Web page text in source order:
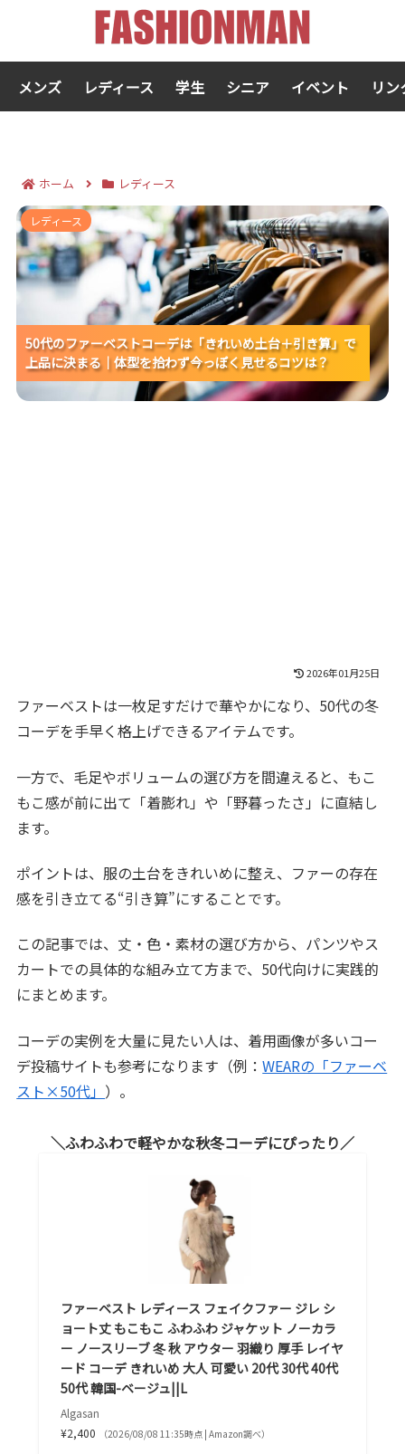
メンズ レディース 学生 シニア イベント リ
ホーム レディース
50代のファーベストコーデは「きれいめ土台＋引き
算」で上品に決まる｜体型を拾わず今っぽく見せるコ
ツは？
50代のファーベストコーデは「きれいめ土台＋引き算」で
上品に決まる｜体型を拾わず今っぽく見せるコツは？
50代のファーベストコーデは「きれいめ土台＋引き算」で
上品に決まる｜体型を拾わず今っぽく見せるコツは？
50代のファーベストコーデは「きれいめ土台＋引き算」で
上品に決まる｜体型を拾わず今っぽく見せるコツは？
レディース
2026年01月25日
ファーベストは一枚足すだけで華やかになり、50代の冬
コーデを手早く格上げできるアイテムです。
一方で、毛足やボリュームの選び方を間違えると、もこ
もこ感が前に出て「着膨れ」や「野暮ったさ」に直結し
ます。
ポイントは、服の土台をきれいめに整え、ファーの存在
感を引き立てる“引き算”にすることです。
この記事では、丈・色・素材の選び方から、パンツやス
カートでの具体的な組み立て方まで、50代向けに実践的
にまとめます。
コーデの実例を大量に見たい人は、着用画像が多いコー
デ投稿サイトも参考になります（例：WEARの「ファーベ
スト×50代」 ）。
ふわふわで軽やかな秋冬コーデにぴったり
ファーベスト レディース フェイクファー ジレ シ
ョート丈 もこもこ ふわふわ ジャケット ノーカラ
ー ノースリーブ 冬 秋 アウター 羽織り 厚手 レイヤ
ード コーデ きれいめ 大人 可愛い 20代 30代 40代
50代 韓国-ベージュ||L
Algasan
¥2,400
（2026/08/08 11:35時点 | Amazon調べ）